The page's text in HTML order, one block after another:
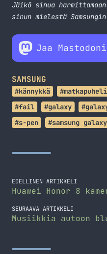
Jäikö sinua
sinun mielestä
Jaa
SAMSUNG
#kännykkä
#fail
#galaxy
#s-pen
#samsung
EDELLINEN ARTIKKELI
Huawei Honor 8
SEURAAVA ARTIKKELI
Musiikkia autoon